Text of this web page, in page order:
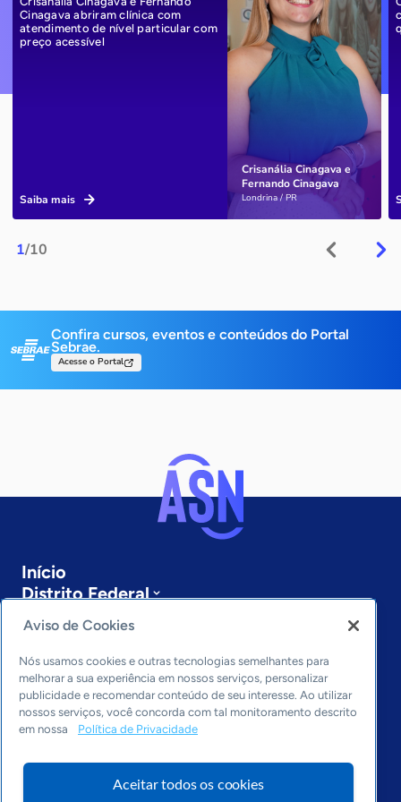
1/10
Crisanália Cinagava e
Fernando Cinagava
Londrina / PR
Cinagava abriram clínica com
atendimento de nível particular com
preço acessível
Saiba mais
Confira cursos, eventos e conteúdos do Portal
Sebrae.
Acesse o Portal
Início
Distrito Federal
Sobre a ASN
Últimas notícias
Entre em contato
Editorias
Economia & Política
Inovação & Tecnologia
Cultura empreendedora
Aviso de Cookies
Nós usamos cookies e outras tecnologias semelhantes para
melhorar a sua experiência em nossos serviços, personalizar
publicidade e recomendar conteúdo de seu interesse. Ao utilizar
nossos serviços, você concorda com tal monitoramento descrito
em nossa
Política de Privacidade
Aceitar todos os cookies